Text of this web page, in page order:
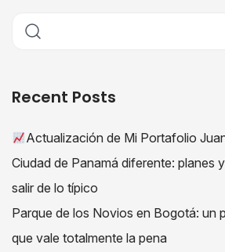
Recent Posts
Actualización de Mi Portafolio
Ciudad de Panamá diferente: planes
salir de lo típico
Parque de los Novios en Bogotá: un
que vale totalmente la pena